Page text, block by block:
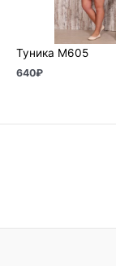
Туника М605
640₽